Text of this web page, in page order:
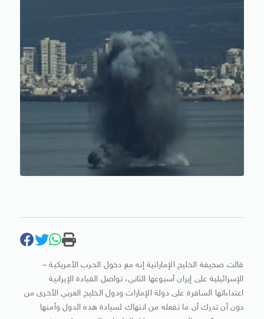
قالت صحيفة الخليج الإماراتية إنه مع دخول الحرب الأمريكية –
الإسرائيلية على إيران أسبوعها الثاني، تواصل القيادة الإيرانية
اعتداءاتها السافرة على دولة الإمارات ودول الخليج العربي الأخرى من
دون أن تدرك أن ما تفعله من انتهاك لسيادة هذه الدول وأمنها